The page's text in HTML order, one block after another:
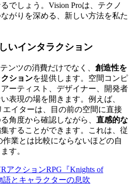
でしょう。Vision Proは、テクノ
がりを深める、新しい方法を私た
いインタラクション
ンツの消費だけでなく、 創造性を
ションを提供します。空間コンピ
ーティスト、デザイナー、開発者
表現の場を開きます。例えば、
イターは、目の前の空間に直接
角度から確認しながら、 直感的な
することができます。これは、従
業とは比較にならないほどの自
す。
アクションRPG『Knights of
語とキャラクターの息吹